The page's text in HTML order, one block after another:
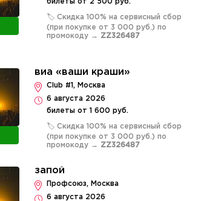
билеты от 2 500 руб.
🏷️ Скидка 100% на сервисный сбор
(при покупке от 3 000 руб.) по
промокоду → ZZ326487
виа «ваши краши»
Club #1, Москва
6 августа 2026
билеты от 1 600 руб.
🏷️ Скидка 100% на сервисный сбор
(при покупке от 3 000 руб.) по
промокоду → ZZ326487
запой
Профсоюз, Москва
6 августа 2026